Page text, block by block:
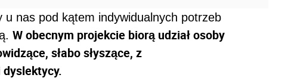
u nas pod kątem indywidualnych potrzeb
W obecnym projekcie biorą udział osoby
słabo słyszące, z